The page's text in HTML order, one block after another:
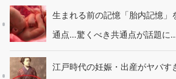
生まれる前の記憶「胎内記憶」
通点…驚くべき共通点が話題に
江戸時代の妊娠・出産がヤバ